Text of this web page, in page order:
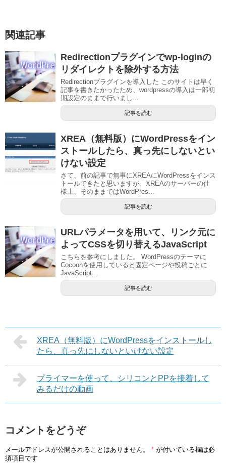
関連記事
Redirectionプラグインでwp-loginの
リダイレクトを除外する方法
Redirectionプラグインを導入した このサイトは早く
記事を書きたかったため、wordpressの導入は一部初
期設定のままで行いまし...
記事を読む
XREA（無料版）にWordPressをイン
ストールしたら、真っ先にしないとい
けない設定
さて、前の記事で無事にXREAにWordPressをインス
トールできたと思いますが、XREAのサーバーの仕
様上、そのままではWordPres...
記事を読む
URLパラメータを用いて、リンク元に
よってCSSを切り替えるJavaScript
こちらを参考にしました。 WordPressのテーマに
Cocoonを使用していると固定ページや投稿ごとに
JavaScript...
記事を読む
XREA（無料版）にWordPressをインストールし
たら、真っ先にしないといけない設定
プライマーを使って、シリコンとPPを接着して
みるだけの動画
コメントをどうぞ
メールアドレスが公開されることはありません。 * が付いている欄は必
須項目です